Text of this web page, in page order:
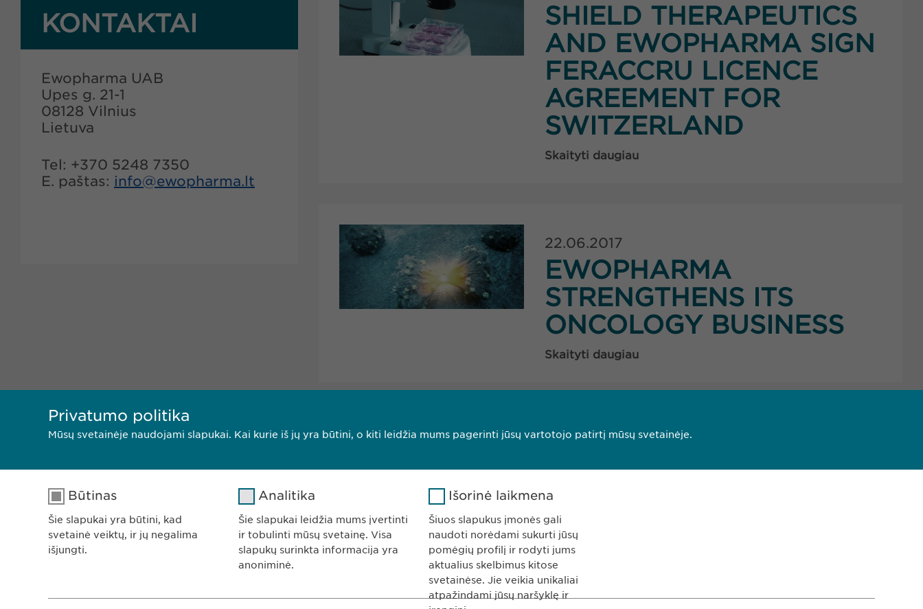
KONTAKTAI
Ewopharma UAB
Upes g. 21-1
08128 Vilnius
Lietuva
Tel: +370 5248 7350
E. paštas: info@ewopharma.lt
SHIELD THERAPEUTICS
AND EWOPHARMA SIGN
FERACCRU LICENCE
AGREEMENT FOR
SWITZERLAND
Skaityti daugiau
22.06.2017
EWOPHARMA
STRENGTHENS ITS
ONCOLOGY BUSINESS
Skaityti daugiau
Ewopharma UAB
Lietuva
KONTAKTAI
Tel. +370 5248 7350
El. paštas:
Privatumo politika
Mūsų svetainėje naudojami slapukai. Kai kurie iš jų yra būtini, o kiti leidžia mums pagerinti jūsų vartotojo patirtį mūsų svetainėje.
Būtinas
Šie slapukai yra būtini, kad
svetainė veiktų, ir jų negalima
išjungti.
Analitika
Šie slapukai leidžia mums įvertinti
ir tobulinti mūsų svetainę. Visa
slapukų surinkta informacija yra
anoniminė.
Išorinė laikmena
Šiuos slapukus įmonės gali
naudoti norėdami sukurti jūsų
pomėgių profilį ir rodyti jums
aktualius skelbimus kitose
svetainėse. Jie veikia unikaliai
atpažindami jūsų naršyklę ir